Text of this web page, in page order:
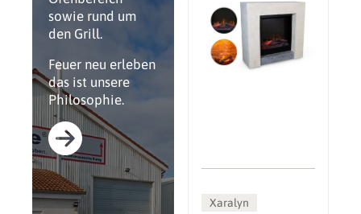
sowie rund um
den Grill.
Feuer neu erleben
das ist unsere
Philosophie.
Xaralyn